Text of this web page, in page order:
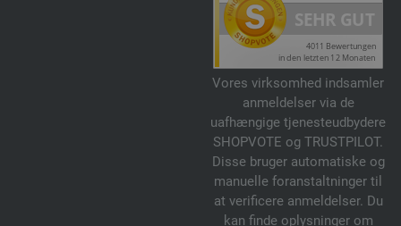
Vores virksomhed indsamler
anmeldelser via de
uafhængige tjenesteudbydere
SHOPVOTE og TRUSTPILOT.
Disse bruger automatiske og
manuelle foranstaltninger til
at verificere anmeldelser. Du
kan finde oplysninger om